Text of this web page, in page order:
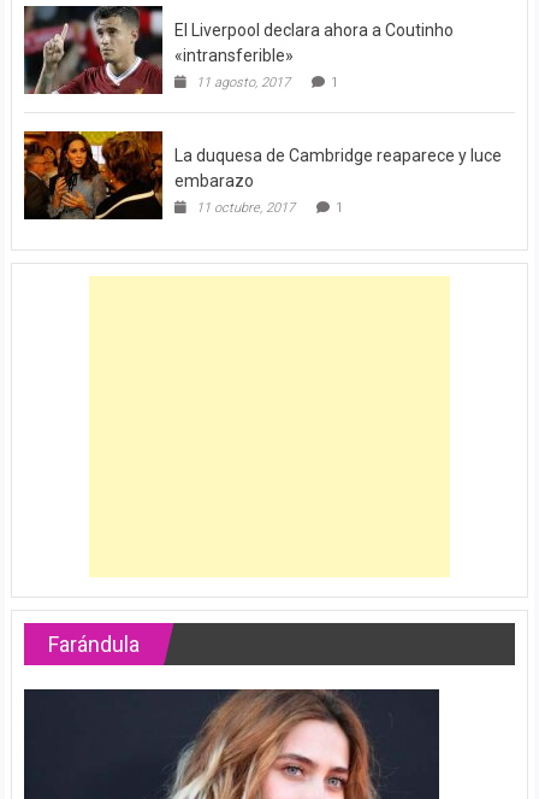
El Liverpool declara ahora a Coutinho
«intransferible»
11 agosto, 2017 1
La duquesa de Cambridge reaparece y luce
embarazo
11 octubre, 2017 1
Farándula